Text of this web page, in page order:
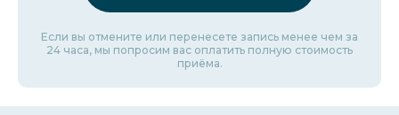
Если вы отмените или перенесете запись менее чем за
24 часа, мы попросим вас оплатить полную стоимость
приёма.